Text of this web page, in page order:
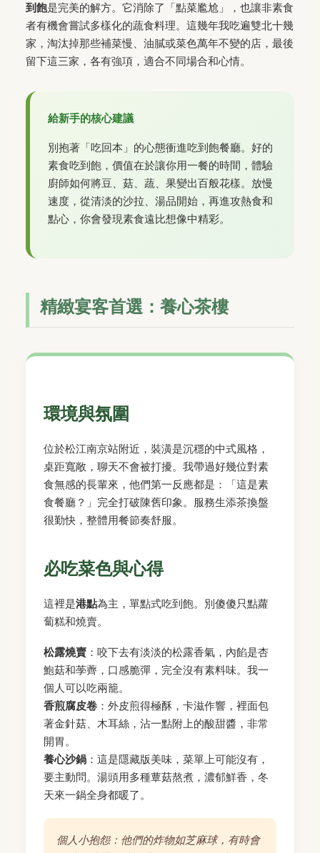
到飽是完美的解方。它消除了「點菜尷尬」，也讓非素食
者有機會嘗試多樣化的蔬食料理。這幾年我吃遍雙北十幾
家，淘汰掉那些補菜慢、油膩或菜色萬年不變的店，最後
留下這三家，各有強項，適合不同場合和心情。
給新手的核心建議
別抱著「吃回本」的心態衝進吃到飽餐廳。好的
素食吃到飽，價值在於讓你用一餐的時間，體驗
廚師如何將豆、菇、蔬、果變出百般花樣。放慢
速度，從清淡的沙拉、湯品開始，再進攻熱食和
點心，你會發現素食遠比想像中精彩。
精緻宴客首選：養心茶樓
環境與氛圍
位於松江南京站附近，裝潢是沉穩的中式風格，
桌距寬敞，聊天不會被打擾。我帶過好幾位對素
食無感的長輩來，他們第一反應都是：「這是素
食餐廳？」完全打破陳舊印象。服務生添茶換盤
很勤快，整體用餐節奏舒服。
必吃菜色與心得
這裡是港點為主，單點式吃到飽。別傻傻只點蘿
蔔糕和燒賣。
松露燒賣 ：咬下去有淡淡的松露香氣，內餡是杏
鮑菇和荸薺，口感脆彈，完全沒有素料味。我一
個人可以吃兩籠。
香煎腐皮卷 ：外皮煎得極酥，卡滋作響，裡面包
著金針菇、木耳絲，沾一點附上的酸甜醬，非常
開胃。
養心沙鍋 ：這是隱藏版美味，菜單上可能沒有，
要主動問。湯頭用多種蕈菇熬煮，濃郁鮮香，冬
天來一鍋全身都暖了。
個人小抱怨：他們的炸物如芝麻球，有時會